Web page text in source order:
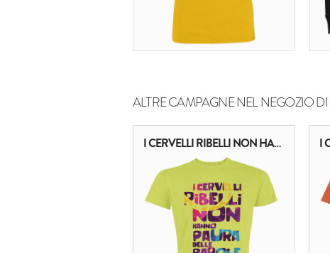
ALTRE CAMPAGNE NEL NEGOZIO DI
I CERVELLI RIBELLI NON HANNO PAURA DELLE PAROLE